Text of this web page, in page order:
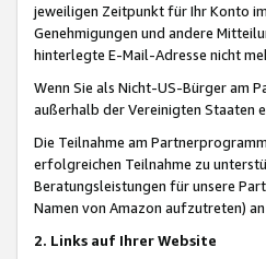
jeweiligen Zeitpunkt für Ihr Konto
Genehmigungen und andere
hinterlegte E-Mail-Adresse nicht
Wenn Sie als Nicht-US-Bürger am
außerhalb der Vereinigten Staaten
Die Teilnahme am
erfolgreichen Teilnahme zu
Beratungsleistungen für unsere
Namen von Amazon aufzutreten)
2. Links auf Ihrer Website